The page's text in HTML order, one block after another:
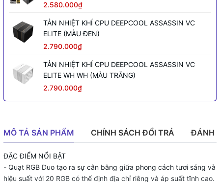
2.580.000₫
TẢN NHIỆT KHÍ CPU DEEPCOOL ASSASSIN VC
ELITE (MÀU ĐEN)
2.790.000₫
TẢN NHIỆT KHÍ CPU DEEPCOOL ASSASSIN VC
ELITE WH WH (MÀU TRẮNG)
2.790.000₫
MÔ TẢ SẢN PHẨM CHÍNH SÁCH ĐỔI TRẢ ĐÁNH
ĐẶC ĐIỂM NỔI BẬT
- Quạt RGB Duo tạo ra sự cân bằng giữa phong cách tươi sáng và
hiệu suất với 20 RGB có thể định địa chỉ riêng và áp suất tĩnh cao.